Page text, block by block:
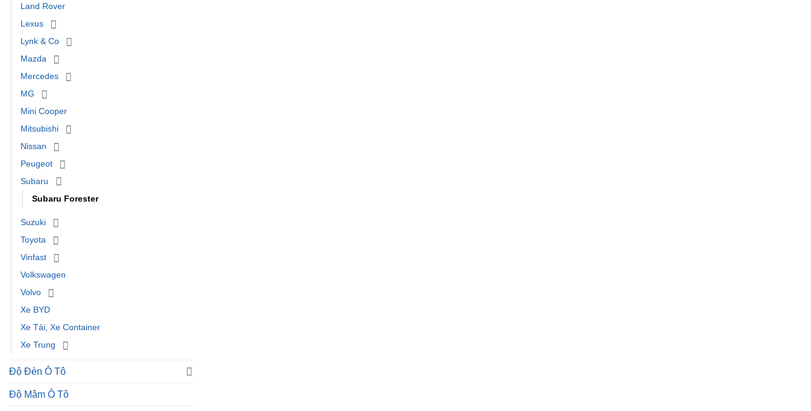
Land Rover
Lexus
Lynk & Co
Mazda
Mercedes
MG
Mini Cooper
Mitsubishi
Nissan
Peugeot
Subaru
Subaru Forester
Suzuki
Toyota
Vinfast
Volkswagen
Volvo
Xe BYD
Xe Tải, Xe Container
Xe Trung
Độ Đèn Ô Tô
Độ Mâm Ô Tô